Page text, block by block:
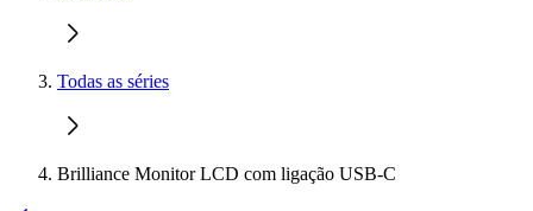
Todas as séries
Brilliance Monitor LCD com ligação USB-C